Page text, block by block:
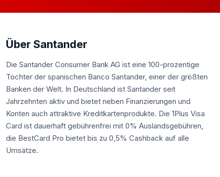
Über Santander
Die Santander Consumer Bank AG ist eine 100-prozentige
Tochter der spanischen Banco Santander, einer der größten
Banken der Welt. In Deutschland ist Santander seit
Jahrzehnten aktiv und bietet neben Finanzierungen und
Konten auch attraktive Kreditkartenprodukte. Die 1Plus Visa
Card ist dauerhaft gebührenfrei mit 0% Auslandsgebühren,
die BestCard Pro bietet bis zu 0,5% Cashback auf alle
Umsätze.